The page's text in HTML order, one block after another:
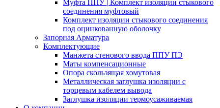
Муфта ППУ | Комплект изоляции стыкового
соединения муфтовый
Комплект изоляции стыкового соединения
под оцинкованную оболочку
Запорная Арматура
Комплектующие
Манжета стенового ввода ППУ ПЭ
Маты компенсационные
Опора скользящая хомутовая
Металлическая заглушка изоляции с
торцевым кабелем вывода
Заглушка изоляции термоусаживаемая